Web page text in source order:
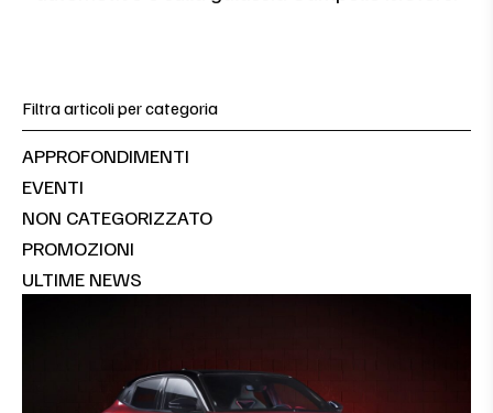
Filtra articoli per categoria
APPROFONDIMENTI
EVENTI
NON CATEGORIZZATO
PROMOZIONI
ULTIME NEWS